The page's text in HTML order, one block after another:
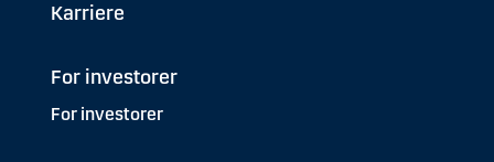
Karriere
For investorer
For investorer